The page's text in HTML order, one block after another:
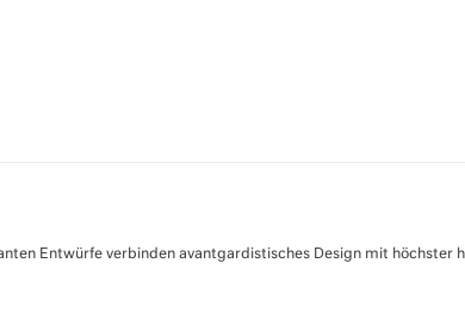
Entwürfe verbinden avantgardistisches Design mit höchster